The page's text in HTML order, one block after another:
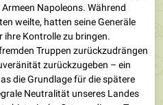
ihre Kontrolle zu bringen.
Truppen zurückzudrängen
zurückzugeben – ein
die Grundlage für die spätere
Neutralität unseres Landes
historische Ort, um diesen Tag